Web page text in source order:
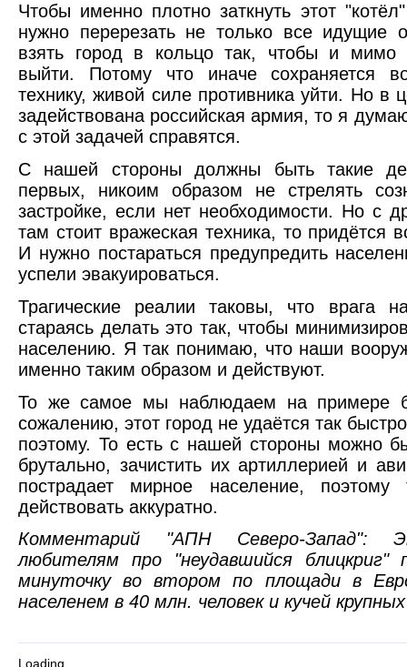
Чтобы именно плотно заткнуть этот
нужно перерезать не только все идущие
взять город в кольцо так, чтобы и мимо
выйти. Потому что иначе сохраняется
технику, живой силе противника уйти. Но в
задействована российская армия, то я
с этой задачей справятся.
С нашей стороны должны быть такие
первых, никоим образом не стрелять
застройке, если нет необходимости. Но с
там стоит вражеская техника, то придётся
И нужно постараться предупредить
успели эвакуироваться.
Трагические реалии таковы, что врага
стараясь делать это так, чтобы
населению. Я так понимаю, что наши
именно таким образом и действуют.
То же самое мы наблюдаем на примере
сожалению, этот город не удаётся так
поэтому. То есть с нашей стороны можно
брутально, зачистить их артиллерией и
пострадает мирное население,
действовать аккуратно.
Комментарий "АПН Северо-Запад":
любителям про "неудавшийся блицкриг"
минуточку во втором по площади в
населенем в 40 млн. человек и кучей
Loading...